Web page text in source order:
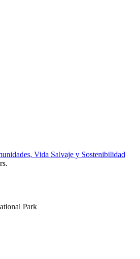
Vida Salvaje y Sostenibilidad
Park